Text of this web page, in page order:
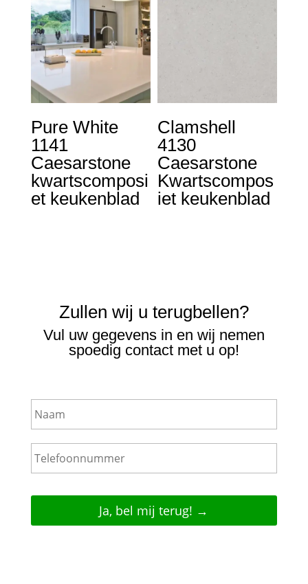
Pure White
1141
Caesarstone
kwartscomposi
et keukenblad
Clamshell
4130
Caesarstone
Kwartscompos
iet keukenblad
Zullen wij u terugbellen?
Vul uw gegevens in en wij nemen
spoedig contact met u op!
N
a
a
T
e
l
f
o